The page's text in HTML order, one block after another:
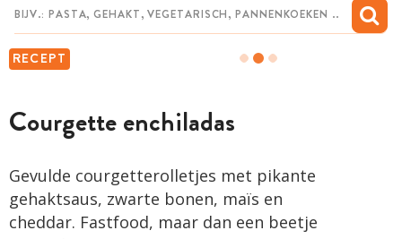
RECEPT
Courgette enchiladas
Gevulde courgetterolletjes met pikante
gehaktsaus, zwarte bonen, maïs en
cheddar. Fastfood, maar dan een beetje
MIJN BEWAARDE RECEPTEN